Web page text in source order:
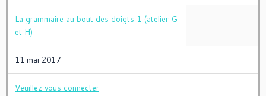
La grammaire au bout des doigts 1 (atelier G
et H)
11 mai 2017
Veuillez vous connecter